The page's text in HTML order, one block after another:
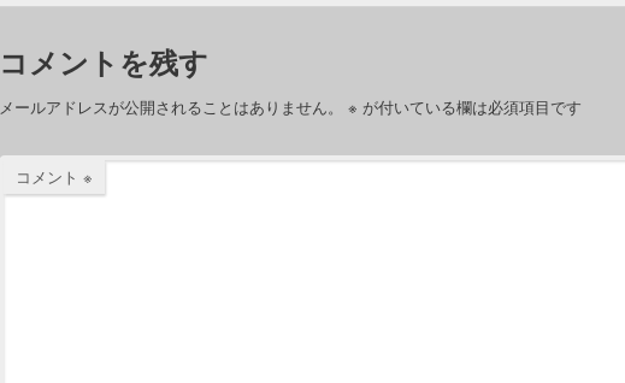
コメントを残す
メールアドレスが公開されることはありません。 ※ が付いている欄は必須項目です
コメント ※